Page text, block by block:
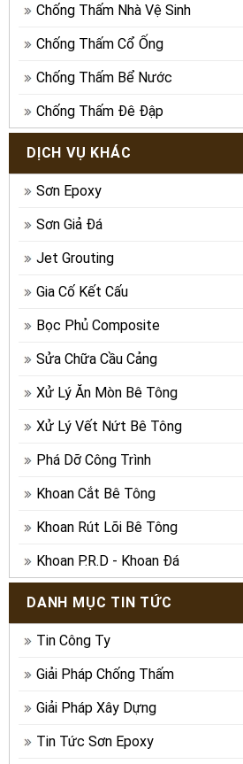
Chống Thấm Nhà Vệ Sinh
Chống Thấm Cổ Ống
Chống Thấm Bể Nước
Chống Thấm Đê Đập
DỊCH VỤ KHÁC
Sơn Epoxy
Sơn Giả Đá
Jet Grouting
Gia Cố Kết Cấu
Bọc Phủ Composite
Sửa Chữa Cầu Cảng
Xử Lý Ăn Mòn Bê Tông
Xử Lý Vết Nứt Bê Tông
Phá Dỡ Công Trình
Khoan Cắt Bê Tông
Khoan Rút Lõi Bê Tông
Khoan P.R.D - Khoan Đá
DANH MỤC TIN TỨC
Tin Công Ty
Giải Pháp Chống Thấm
Giải Pháp Xây Dựng
Tin Tức Sơn Epoxy